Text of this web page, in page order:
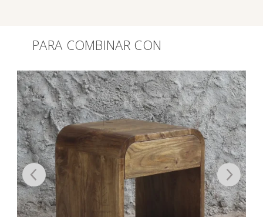
PARA COMBINAR CON